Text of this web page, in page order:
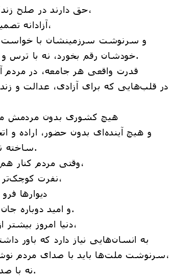
حق دارند در صلح زندگی کنند،
آزادانه تصمیم بگیرند،
و سرنوشت سرزمینشان با
خودشان رقم بخورد، نه با ترس و خشونت.
قدرت واقعی هر جامعه، در مردم
در قلب‌هایی که برای آزادی، عدالت و
هیچ کشوری بدون مردمش
و هیچ آینده‌ای بدون حضور، اراده و
ساخته نمی‌شود.
وقتی مردم کنار هم بایستند،
نفرت کوچک‌تر می‌شود،
دیوارها
و امید دوباره جان می‌گیرد.
دنیا امروز بیشتر از هر چیز،
به انسان‌هایی نیاز دارد که باور
سرنوشت ملت‌ها باید با صدای مردم نوشته شود،
نه با صدای جنگ.